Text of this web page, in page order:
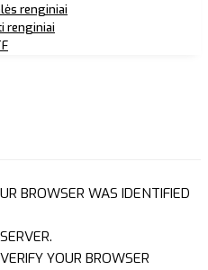
renginiai
renginiai
BROWSER WAS IDENTIFIED
YOUR BROWSER